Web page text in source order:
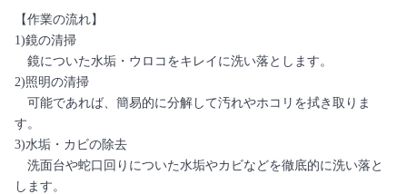
【作業の流れ】
1)鏡の清掃
鏡についた水垢・ウロコをキレイに洗い落とします。
2)照明の清掃
可能であれば、簡易的に分解して汚れやホコリを拭き取りま
す。
3)水垢・カビの除去
洗面台や蛇口回りについた水垢やカビなどを徹底的に洗い落と
します。